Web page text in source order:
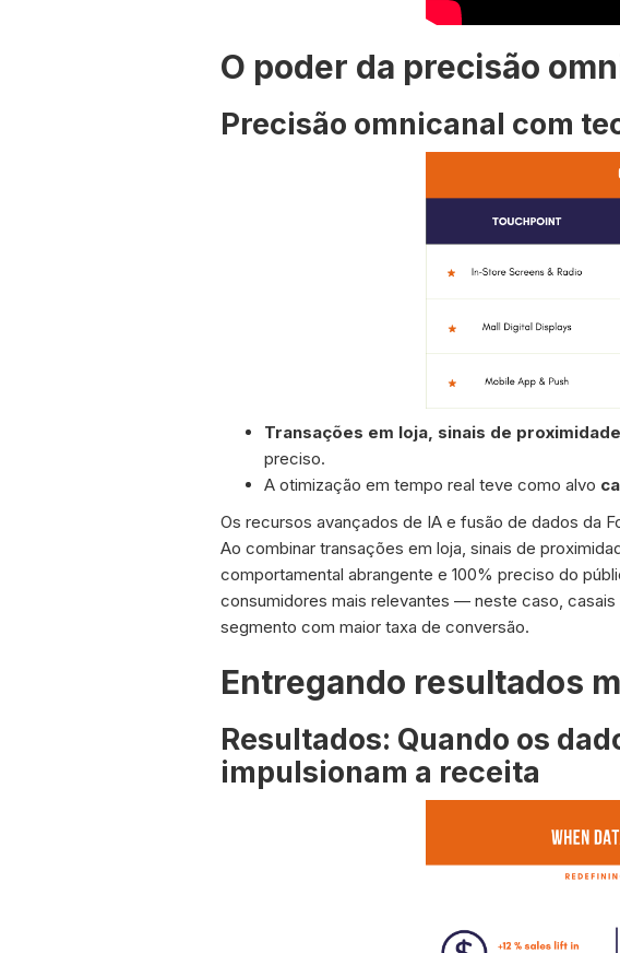
O poder da precisão
Precisão omnicanal com
Transações em loja, sinais de
preciso.
A otimização em tempo real teve como alvo
Os recursos avançados de IA e fusão de dados da
Ao combinar transações em loja, sinais de
comportamental abrangente e 100% preciso do
consumidores mais relevantes — neste caso,
segmento com maior taxa de conversão.
Entregando resultados
Resultados: Quando os
impulsionam a receita